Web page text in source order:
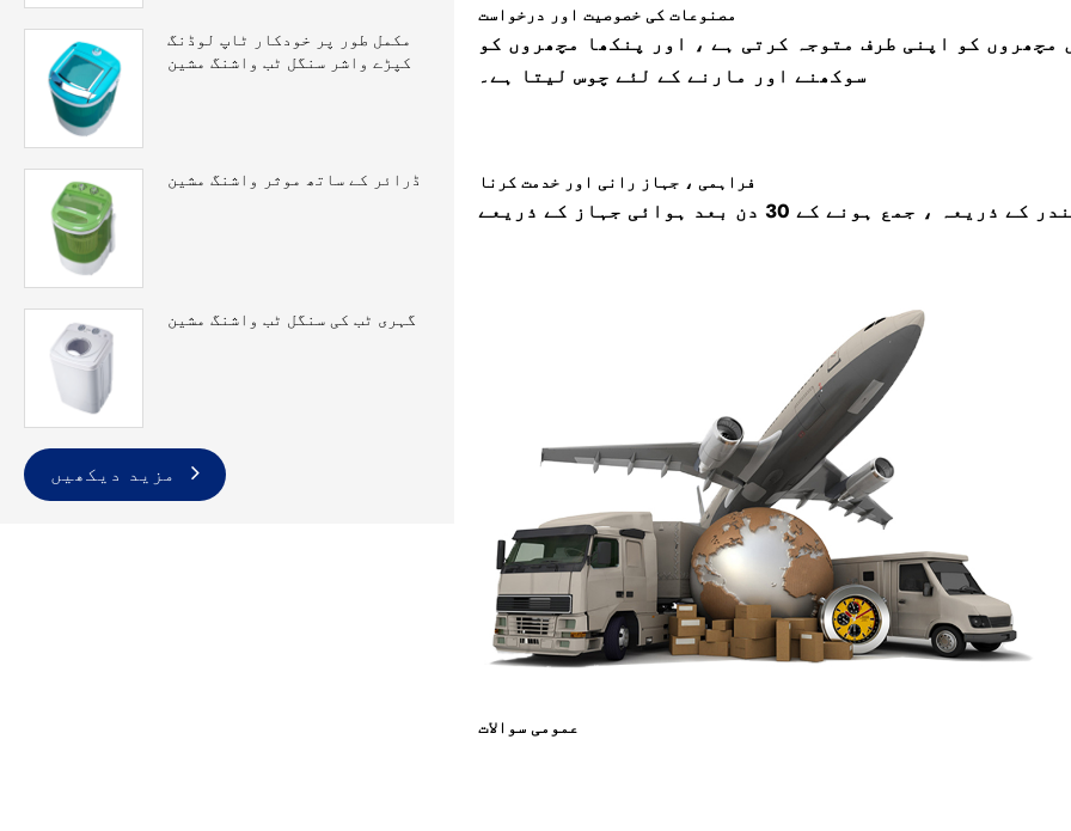
مکمل طور پر خودکار ٹاپ لوڈنگ
کپڑے واشر سنگل ٹب واشنگ مشین
ڈرائر کے ساتھ موثر واشنگ مشین
گہری ٹب کی سنگل ٹب واشنگ مشین
مصنوعات کی خصوصیت اور درخواست
کو اپنی طرف متوجہ کرتی ہے ، اور پنکھا مچھروں کو
سوکھنے اور مارنے کے لئے چوس لیتا ہے۔
فراہمی ، جہاز رانی اور خدمت کرنا
کے ذریعہ ، جمع ہونے کے 30 دن بعد ہوائی جہاز کے ذریعے
عمومی سوالات